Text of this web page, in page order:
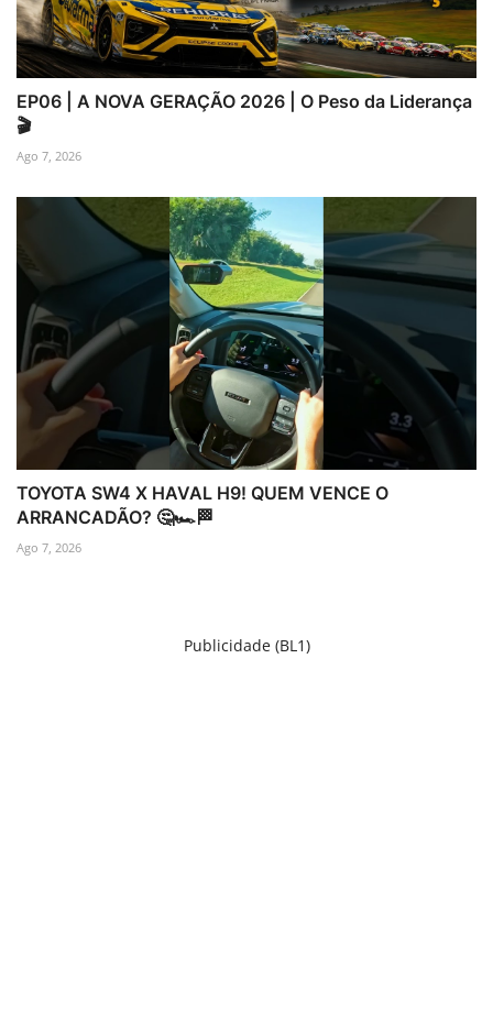
EP06 | A NOVA GERAÇÃO 2026 | O Peso da Liderança
🎬
Ago 7, 2026
TOYOTA SW4 X HAVAL H9! QUEM VENCE O
ARRANCADÃO? 🤔🏎️🏁
Ago 7, 2026
Publicidade (BL1)